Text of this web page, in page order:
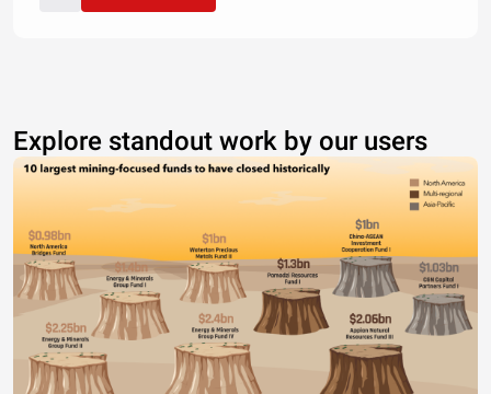
Explore standout work by our users